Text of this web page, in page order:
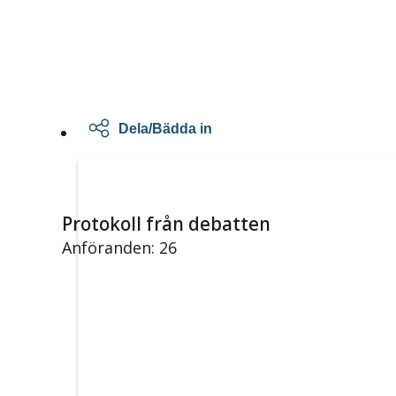
Dela/Bädda in
Protokoll från debatten
Anföranden: 26